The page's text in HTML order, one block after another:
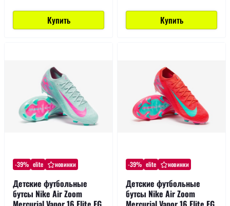
Купить Купить
-39% elite новинки
Детские футбольные
бутсы Nike Air Zoom
-39% elite новинки
Детские футбольные
бутсы Nike Air Zoom